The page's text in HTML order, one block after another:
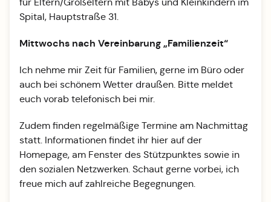
Spital, Hauptstraße 31.
Mittwochs nach Vereinbarung „Familienzeit“
Ich nehme mir Zeit für Familien, gerne im Büro oder
auch bei schönem Wetter draußen. Bitte meldet
euch vorab telefonisch bei mir.
Zudem finden regelmäßige Termine am Nachmittag
statt. Informationen findet ihr hier auf der
Homepage, am Fenster des Stützpunktes sowie in
den sozialen Netzwerken. Schaut gerne vorbei, ich
freue mich auf zahlreiche Begegnungen.